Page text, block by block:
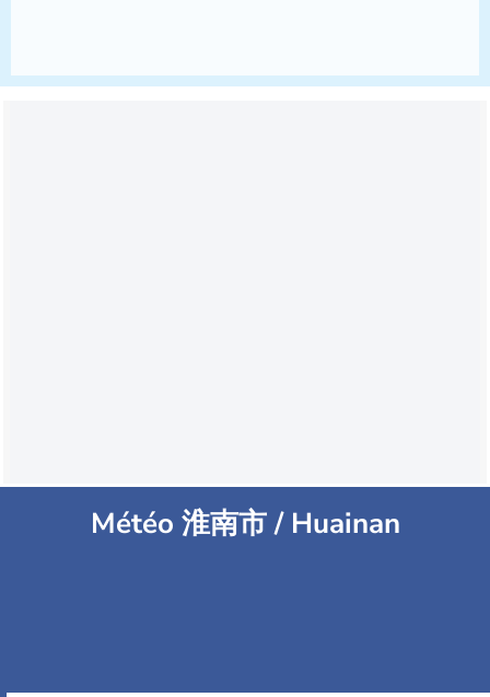
Météo 淮南市 / Huainan